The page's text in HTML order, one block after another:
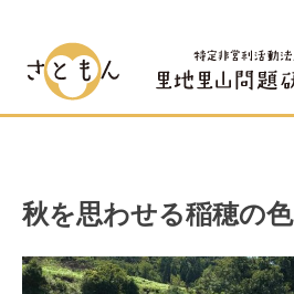
秋を思わせる稲穂の色